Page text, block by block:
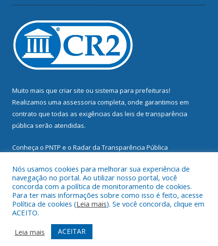
Muito mais que criar site ou sistema para prefeituras!
Realizamos uma assessoria completa, onde garantimos em
contrato que todas as exigências das leis de transparência
pública serão atendidas.
Conheça o PNTP e o Radar da Transparência Pública
Todos os direitos reservados a Prefeitura Municipal de
Mocajuba.
Mapa do Site
Acessar Área Administrativa
Acessar Webmail
Nós usamos cookies para melhorar sua experiência de
navegação no portal. Ao utilizar nosso portal, você
concorda com a política de monitoramento de cookies.
Para ter mais informações sobre como isso é feito, acesse
Política de cookies (Leia mais). Se você concorda, clique em
ACEITO.
Leia mais
ACEITAR